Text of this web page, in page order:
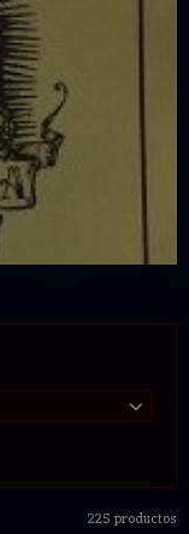
225 productos